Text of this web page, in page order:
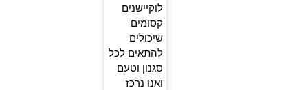
לוקיישנים
קסומים
שיכולים
להתאים לכל
סגנון וטעם
ואנו נרכז